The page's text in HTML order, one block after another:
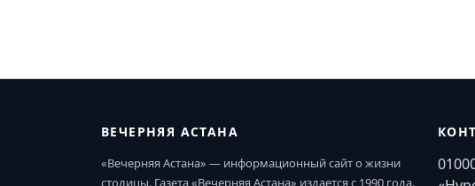
ВЕЧЕРНЯЯ АСТАНА
«Вечерняя Астана» — информационный сайт о жизни